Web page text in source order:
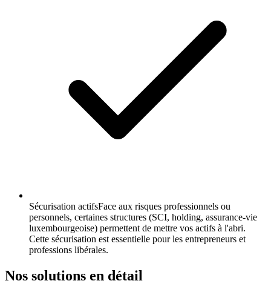
Sécurisation actifsFace aux risques professionnels ou
personnels, certaines structures (SCI, holding, assurance-vie
luxembourgeoise) permettent de mettre vos actifs à l'abri.
Cette sécurisation est essentielle pour les entrepreneurs et
professions libérales.
Nos solutions en détail